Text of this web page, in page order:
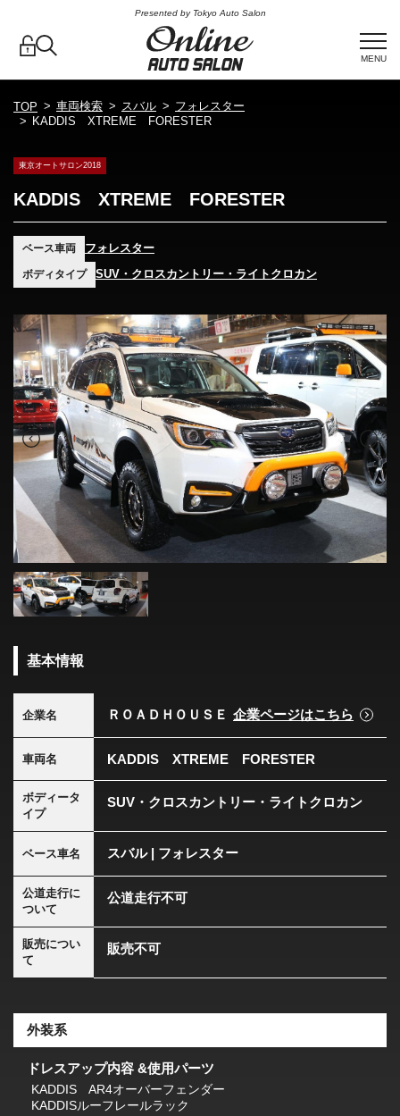
Presented by Tokyo Auto Salon
MENU
TOP 車両検索 スバル
フォレスター
KADDIS XTREME FORESTER
東京オートサロン2018
KADDIS XTREME FORESTER
ベース車両 フォレスター
ボディタイプ SUV・クロスカントリー・ライトクロカン
基本情報
企業名 ＲＯＡＤＨＯＵＳＥ 企業ページはこちら
車両名 KADDIS XTREME FORESTER
ボディータ
イプ
SUV・クロスカントリー・ライトクロカン
ベース車名 スバル | フォレスター
公道走行に
ついて
公道走行不可
販売につい
て
販売不可
外装系
ドレスアップ内容 &使用パーツ
KADDIS AR4オーバーフェンダー
KADDISルーフレールラック